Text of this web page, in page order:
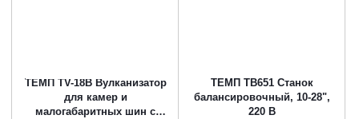
ТЕМП TV-18B Вулканизатор
для камер и
малогабаритных шин с
ТЕМП TB651 Станок
балансировочный, 10-28",
220 В